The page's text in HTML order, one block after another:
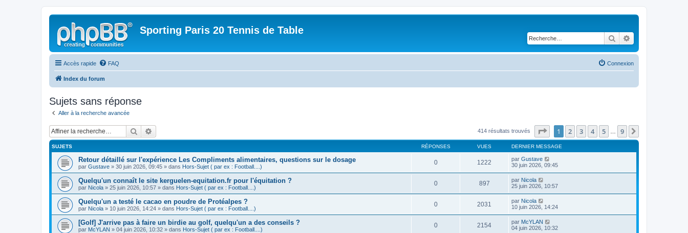
Sporting Paris 20 Tennis de Table
Rechercher
Accès rapide FAQ Connexion
Index du forum
Sujets sans réponse
Aller à la recherche avancée
Rechercher 414 résultats trouvés Page sur9
1 2 3 4 5 9
SUJETS RÉPONSES VUES DERNIER MESSAGE
Retour détaillé sur l'expérience Les Compliments alimentaires, questions sur le dosage
par Gustave » 30 juin 2026, 09:45 » dans Hors-Sujet ( par ex : Football....)
0 1222 par Gustave
30 juin 2026, 09:45
Quelqu'un connaît le site kerguelen-equitation.fr pour l'équitation ?
par Nicola » 25 juin 2026, 10:57 » dans Hors-Sujet ( par ex : Football....)
0 897 par Nicola
25 juin 2026, 10:57
Quelqu'un a testé le cacao en poudre de Protéalpes ?
par Nicola » 10 juin 2026, 14:24 » dans Hors-Sujet ( par ex : Football....)
0 2031 par Nicola
10 juin 2026, 14:24
[Golf] J'arrive pas à faire un birdie au golf, quelqu'un a des conseils ?
par McYLAN » 04 juin 2026, 10:32 » dans Hors-Sujet ( par ex : Football....)
0 2154 par McYLAN
04 juin 2026, 10:32